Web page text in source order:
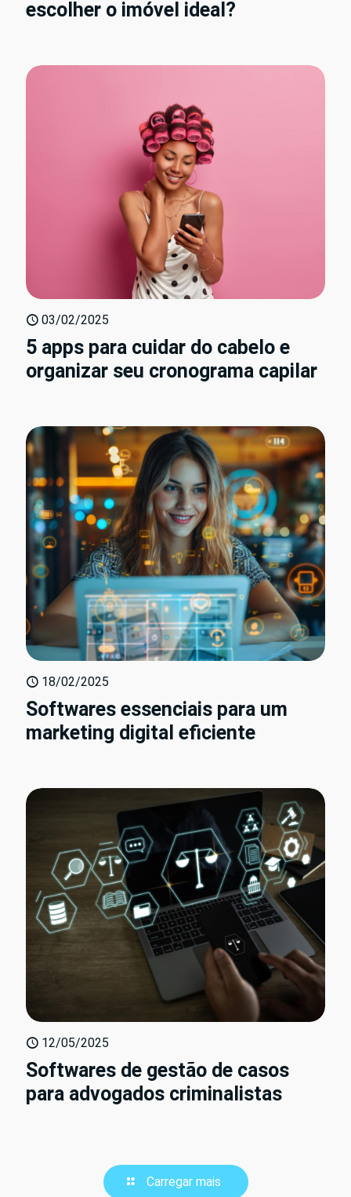
escolher o imóvel ideal?
03/02/2025
5 apps para cuidar do cabelo e
organizar seu cronograma capilar
18/02/2025
Softwares essenciais para um
marketing digital eficiente
12/05/2025
Softwares de gestão de casos
para advogados criminalistas
Carregar mais